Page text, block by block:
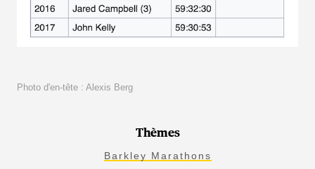
Photo d'en-tête : Alexis Berg
Thèmes
Barkley Marathons